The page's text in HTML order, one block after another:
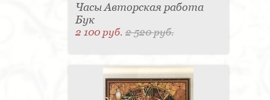
Часы Авторская работа
Бук
2 100 руб.2 520 руб.